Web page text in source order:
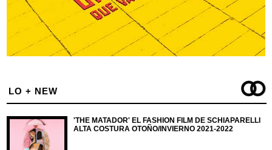
LO + NEW
'THE MATADOR' EL FASHION FILM DE SCHIAPARELLI
ALTA COSTURA OTOÑO/INVIERNO 2021-2022